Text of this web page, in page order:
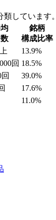
しています。
銘柄
構成比率
13.9%
回 18.5%
39.0%
17.6%
11.0%